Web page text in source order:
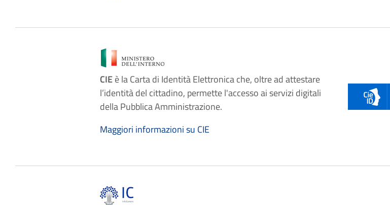
CIEè la Carta di Identità Elettronica che, oltre ad attestare
l’identità del cittadino, permette l'accesso ai servizi digitali
della Pubblica Amministrazione.
Maggiori informazioni su CIE